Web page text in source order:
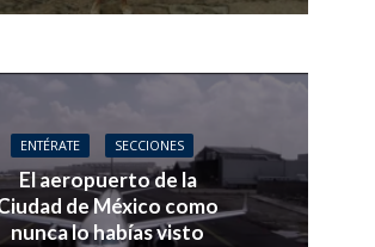
ENTÉRATE SECCIONES
El aeropuerto de la
de México como
nunca lo habías visto